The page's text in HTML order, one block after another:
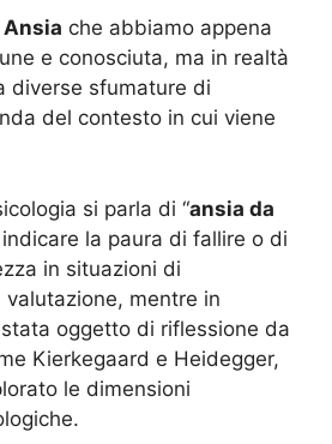
che abbiamo appena
e conosciuta, ma in realtà
diverse sfumature di
del contesto in cui viene
si parla di “ansia da
indicare la paura di fallire o di
in situazioni di
mentre in
oggetto di riflessione da
Kierkegaard e Heidegger,
le dimensioni